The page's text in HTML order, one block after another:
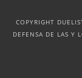
COPYRIGHT
DEFENSA DE LAS Y